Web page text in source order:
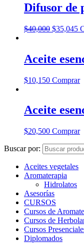
Difusor de
$40,000 $35,045
Aceite
$10,150 Comprar
Aceite
$20,500 Comprar
Buscar por:
Aceites vegetales
Aromaterapia
Hidrolatos
Asesorías
CURSOS
Cursos de
Cursos de
Cursos
Diplomados